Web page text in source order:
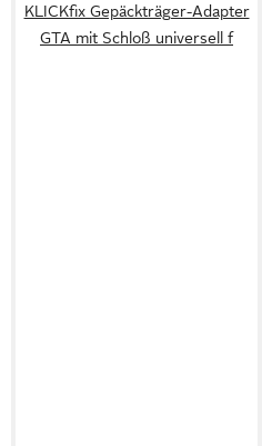
KLICKfix Gepäckträger-Adapter
GTA mit Schloß universell f